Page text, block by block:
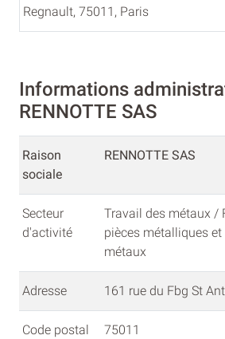
Regnault, 75011, Paris
Informations
RENNOTTE SAS
Raison
sociale
RENNOTTE SAS
Secteur
d'activité
Travail des métaux /
pièces métalliques
métaux
Adresse 161 rue du Fbg St
Code postal 75011